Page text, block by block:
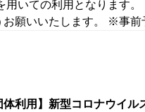
用いての利用となります
願いいたします。 ※事前
体利用】新型コロナウイ